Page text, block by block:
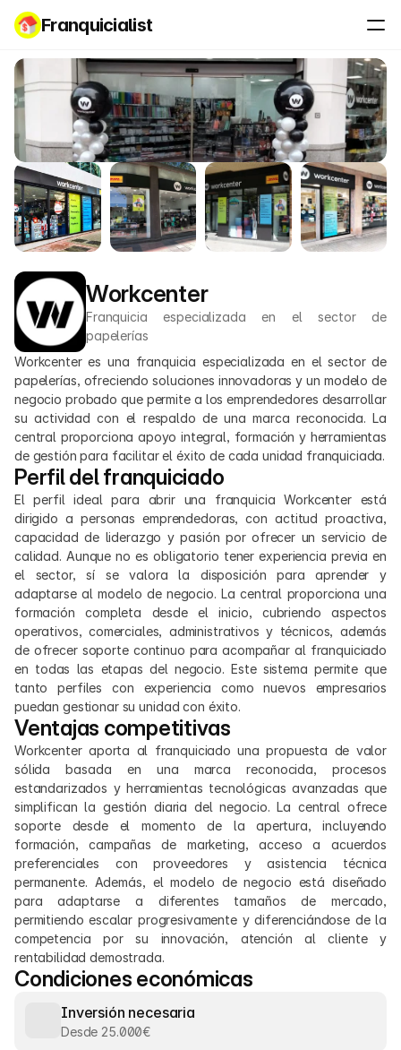
Franquicialist
Workcenter
Franquicia especializada en el sector de
papelerías
Workcenter es una franquicia especializada en el sector de
papelerías, ofreciendo soluciones innovadoras y un modelo de
negocio probado que permite a los emprendedores desarrollar
su actividad con el respaldo de una marca reconocida. La
central proporciona apoyo integral, formación y herramientas
de gestión para facilitar el éxito de cada unidad franquiciada.
Perfil del franquiciado
El perfil ideal para abrir una franquicia Workcenter está
dirigido a personas emprendedoras, con actitud proactiva,
capacidad de liderazgo y pasión por ofrecer un servicio de
calidad. Aunque no es obligatorio tener experiencia previa en
el sector, sí se valora la disposición para aprender y
adaptarse al modelo de negocio. La central proporciona una
formación completa desde el inicio, cubriendo aspectos
operativos, comerciales, administrativos y técnicos, además
de ofrecer soporte continuo para acompañar al franquiciado
en todas las etapas del negocio. Este sistema permite que
tanto perfiles con experiencia como nuevos empresarios
puedan gestionar su unidad con éxito.
Ventajas competitivas
Workcenter aporta al franquiciado una propuesta de valor
sólida basada en una marca reconocida, procesos
estandarizados y herramientas tecnológicas avanzadas que
simplifican la gestión diaria del negocio. La central ofrece
soporte desde el momento de la apertura, incluyendo
formación, campañas de marketing, acceso a acuerdos
preferenciales con proveedores y asistencia técnica
permanente. Además, el modelo de negocio está diseñado
para adaptarse a diferentes tamaños de mercado,
permitiendo escalar progresivamente y diferenciándose de la
competencia por su innovación, atención al cliente y
rentabilidad demostrada.
Condiciones económicas
Inversión necesaria
Desde 25.000€